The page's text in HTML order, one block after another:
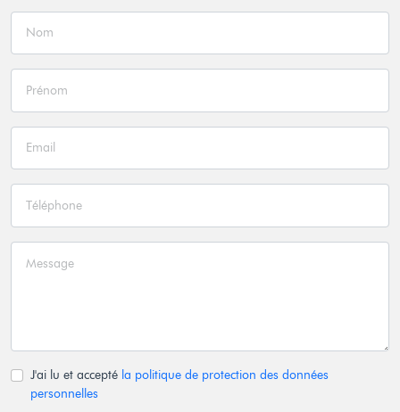
J'ai lu et accepté la politique de protection des données
personnelles